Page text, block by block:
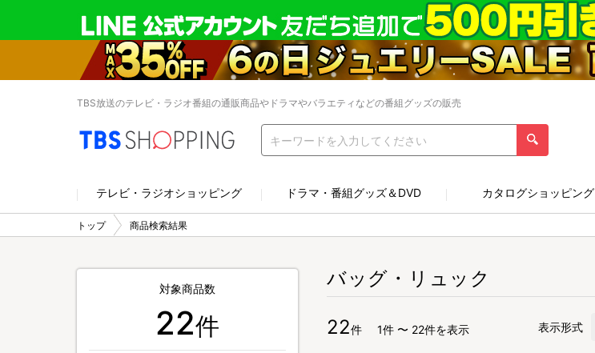
TBS放送のテレビ・ラジオ番組の通販商品やドラマやバラエティなどの番組グッズの販売
テレビ・ラジオショッピング ドラマ・番組グッズ＆DVD カタログショッピング
トップ 商品検索結果
バッグ・リュック
22件 1件 〜 22件を表示 表示形式
対象商品数
22件